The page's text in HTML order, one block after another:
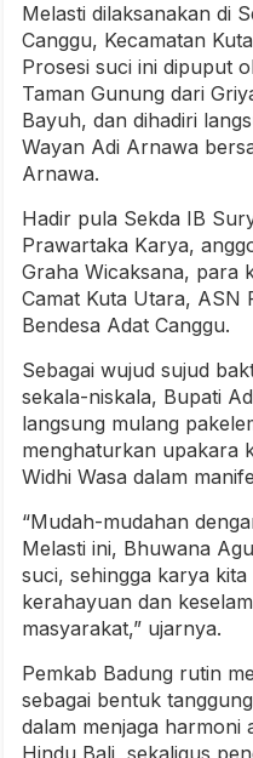
Melasti dilaksanakan di
Canggu, Kecamatan
Prosesi suci ini dipuput
Taman Gunung dari
Bayuh, dan dihadiri
Wayan Adi Arnawa
Arnawa.
Hadir pula Sekda IB
Prawartaka Karya,
Graha Wicaksana, para
Camat Kuta Utara, ASN
Bendesa Adat Canggu.
Sebagai wujud sujud
sekala-niskala, Bupati
langsung mulang
menghaturkan upakara
Widhi Wasa dalam
“Mudah-mudahan
Melasti ini, Bhuwana
suci, sehingga karya
kerahayuan dan
masyarakat,” ujarnya.
Pemkab Badung rutin
sebagai bentuk
dalam menjaga harmoni